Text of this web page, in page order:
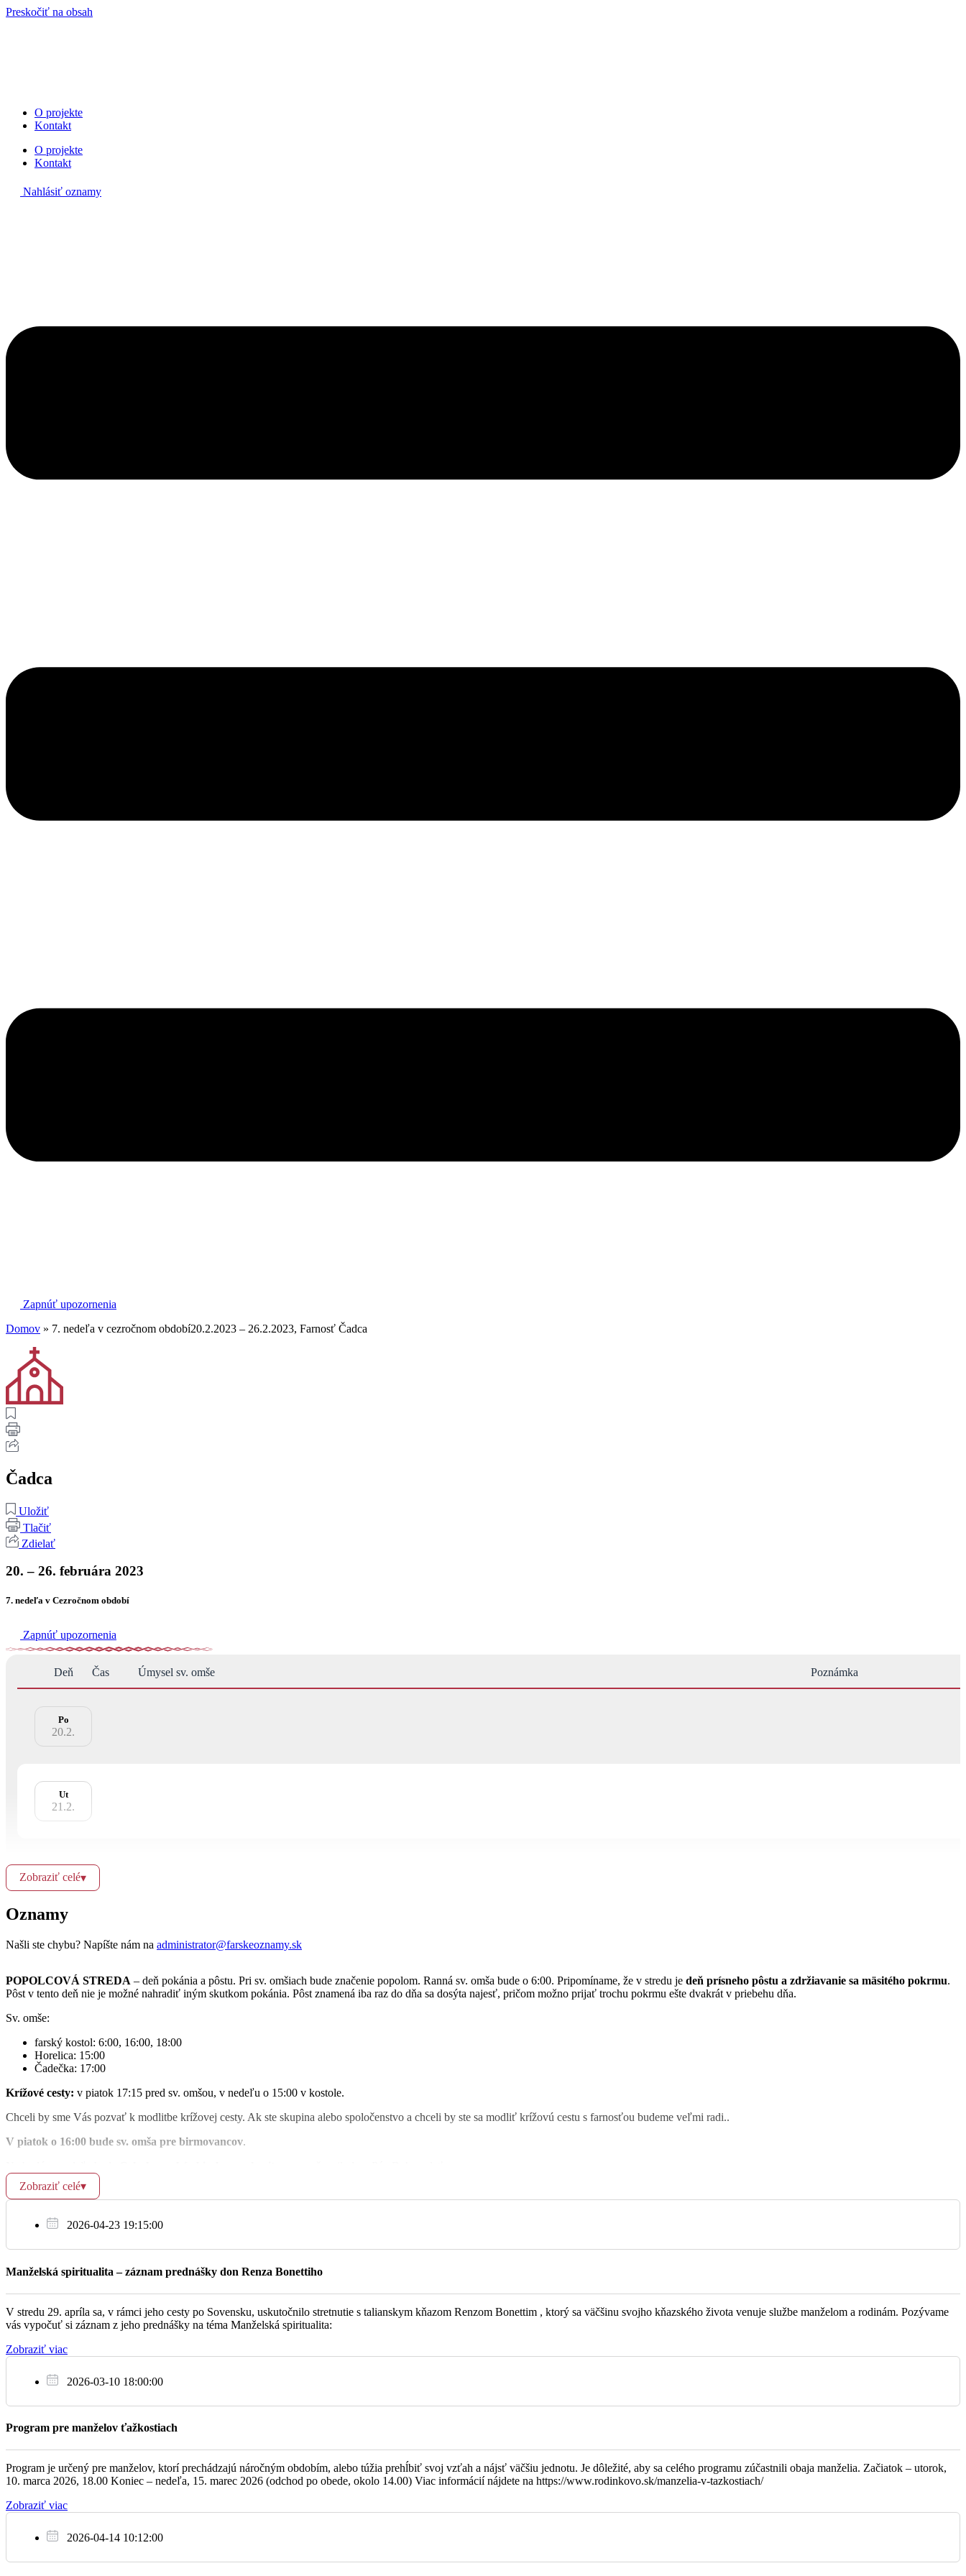
Preskočiť na obsah
O projekte
Kontakt
O projekte
Kontakt
Nahlásiť oznamy
Zapnúť upozornenia
Domov » 7. nedeľa v cezročnom období20.2.2023 – 26.2.2023, Farnosť Čadca
Čadca
Uložiť
Tlačiť
Zdielať
20. – 26. februára 2023
7. nedeľa v Cezročnom období
Zapnúť upozornenia
Deň Čas Úmysel sv. omše Poznámka
Po
20.2.
Ut
21.2.
St
07:00
18:00
Pi
16:00
So
25.2.
09:00
11:00 Čadečka
Zobraziť celé▾
Oznamy
Našli ste chybu? Napíšte nám na administrator@farskeoznamy.sk
POPOLCOVÁ STREDA – deň pokánia a pôstu. Pri sv. omšiach bude značenie popolom. Ranná sv. omša bude o 6:00. Pripomíname, že v stredu je deň prísneho pôstu a zdržiavanie sa mäsitého pokrmu.
Pôst v tento deň nie je možné nahradiť iným skutkom pokánia. Pôst znamená iba raz do dňa sa dosýta najesť, pričom možno prijať trochu pokrmu ešte dvakrát v priebehu dňa.
Sv. omše:
farský kostol: 6:00, 16:00, 18:00
Horelica: 15:00
Čadečka: 17:00
Krížové cesty: v piatok 17:15 pred sv. omšou, v nedeľu o 15:00 v kostole.
Chceli by sme Vás pozvať k modlitbe krížovej cesty. Ak ste skupina alebo spoločenstvo a chceli by ste sa modliť krížovú cestu s farnosťou budeme veľmi radi..
V piatok o 16:00 bude sv. omša pre birmovancov.
Kto by chcel darovať
Ďakujeme.
Upratovanie : ďakujeme za ich službu farnosti skupine u Ševca, u Kultána, Drahošanka ako aj na Horelici a Čadečke
Všetkým tým, ktorí budú mať v tomto týždni narodeniny, meniny alebo iné jubileum prajeme hojnosť Božieho požehnania.
Zobraziť celé▾
2026-04-23 19:15:00
Manželská spiritualita – záznam prednášky don Renza Bonettiho
V stredu 29. apríla sa, v rámci jeho cesty po Sovensku, uskutočnilo stretnutie s talianskym kňazom Renzom Bonettim , ktorý sa väčšinu svojho kňazského života venuje službe manželom a rodinám. Pozývame
vás vypočuť si záznam z jeho prednášky na téma Manželská spiritualita:
Zobraziť viac
2026-03-10 18:00:00
Program pre manželov ťažkostiach
Program je určený pre manželov, ktorí prechádzajú náročným obdobím, alebo túžia prehĺbiť svoj vzťah a nájsť väčšiu jednotu. Je dôležité, aby sa celého programu zúčastnili obaja manželia. Začiatok – utorok,
10. marca 2026, 18.00 Koniec – nedeľa, 15. marec 2026 (odchod po obede, okolo 14.00) Viac informácií nájdete na https://www.rodinkovo.sk/manzelia-v-tazkostiach/
Zobraziť viac
2026-04-14 10:12:00